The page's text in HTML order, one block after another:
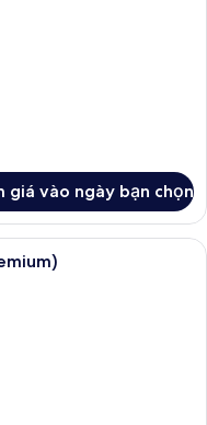
giá vào ngày bạn chọn
két bảo mật tại phòng, bàn